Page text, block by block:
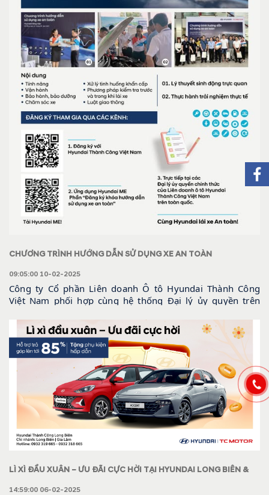
CHƯƠNG TRÌNH HƯỚNG DẪN SỬ DỤNG XE AN TOÀN
09:05:00 10-02-2025
Công ty Cổ phần Liên doanh Ô tô Hyundai Thành Công
Việt Nam phối hợp cùng hệ thống Đại lý ủy quyền trên
sử dụng xe an toàn với các hoạt động đào tạo song song
thực hành thực tế nhiều chủ đề thực tiễn, cần thiết khi sử
dụng xe Hyundai và lưu thông trên đường. Chúng tôi
mong muốn trang bị cho Qúy khách hàng những kiến
thức bổ ích và mang đến những trải nghiệm thú vị nhất.
LÌ XÌ ĐẦU XUÂN – ƯU ĐÃI CỰC HỜI TẠI HYUNDAI LONG BIÊN &
CHI NHÁNH GIA LÂM
14:59:00 06-02-2025